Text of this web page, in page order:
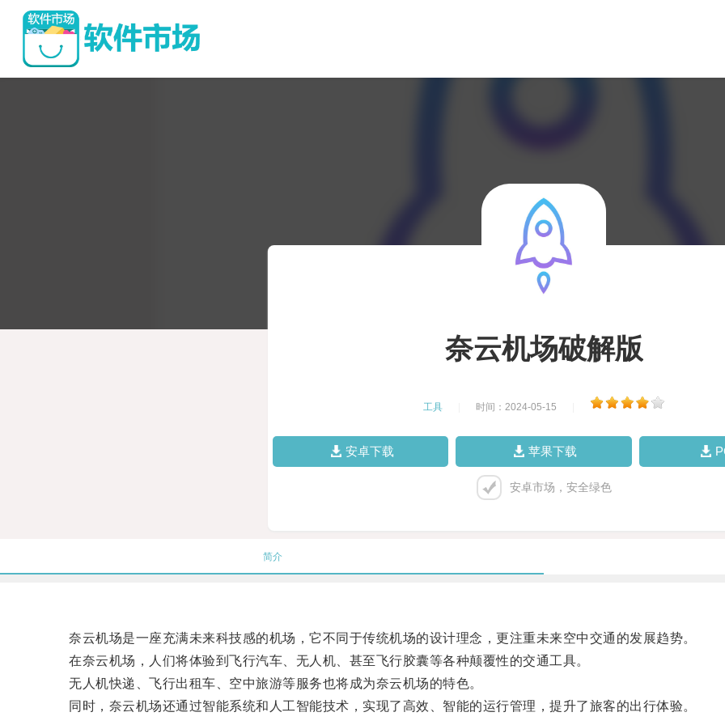
奈云机场破解版
工具 时间：2024-05-15
安卓下载 苹果下载
安卓市场，安全绿色
简介
奈云机场是一座充满未来科技感的机场，它不同于传统机场的设计理念，更注重未来空中交通的发展趋势。
在奈云机场，人们将体验到飞行汽车、无人机、甚至飞行胶囊等各种颠覆性的交通工具。
无人机快递、飞行出租车、空中旅游等服务也将成为奈云机场的特色。
同时，奈云机场还通过智能系统和人工智能技术，实现了高效、智能的运行管理，提升了旅客的出行体验。